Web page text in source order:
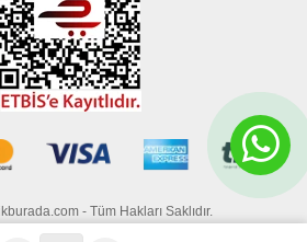
- Tüm Hakları Saklıdır.